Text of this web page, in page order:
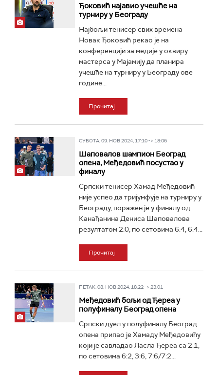
Ђоковић најавио учешће на
турниру у Београду
Најбољи тенисер свих времена
Новак Ђоковић рекао је на
конференцији за медије у оквиру
мастерса у Мајамију да планира
учешће на турниру у Београду ове
године...
Прочитај
СУБОТА, 09. НОВ 2024, 17:10 -> 18:06
Шаповалов шампион Београд
опена, Међедовић посустао у
финалу
Српски тенисер Хамад Међедовић
није успео да тријумфује на турниру у
Београду, поражен је у финалу од
Канађанина Дениса Шаповалова
резултатом 2:0, по сетовима 6:4, 6:4...
Прочитај
ПЕТАК, 08. НОВ 2024, 18:22 -> 23:01
Међедовић бољи од Ђереа у
полуфиналу Београд опена
Српски дуел у полуфиналу Београд
опена припао је Хамаду Међедовићу
који је савладао Ласла Ђереа са 2:1,
по сетовима 6:2, 3:6, 7:6/7:2...